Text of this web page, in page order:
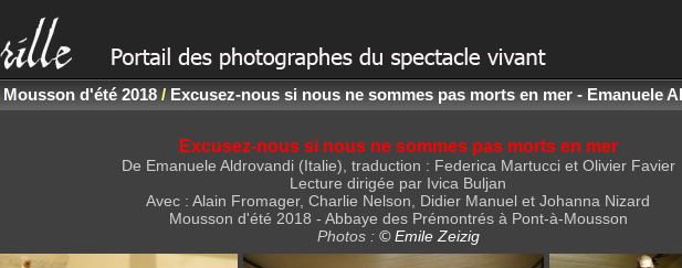
Mousson d'été 2018/ Excusez-nous si nous ne sommes pas morts en mer - Emanuele
Excusez-nous si nous ne sommes pas morts en mer
De Emanuele Aldrovandi (Italie), traduction : Federica Martucci et Olivier Favier
Lecture dirigée par Ivica Buljan
Avec : Alain Fromager, Charlie Nelson, Didier Manuel et Johanna Nizard
Mousson d'été 2018 - Abbaye des Prémontrés à Pont-à-Mousson
Photos : © Emile Zeizig